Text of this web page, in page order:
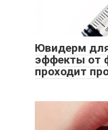
Ювидерм
эффекты от
проходит